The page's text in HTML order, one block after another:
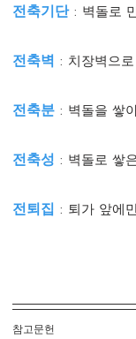
전축기단 : 벽돌로
전축벽 : 치장벽으
전축분 : 벽돌을 쌓
전축성 : 벽돌로 쌓
전퇴집 : 퇴가 앞에
참고문헌